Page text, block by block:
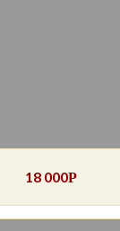
18 000Р